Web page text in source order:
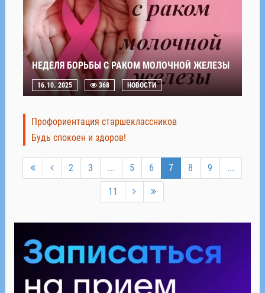
НЕДЕЛЯ БОРЬБЫ С РАКОМ МОЛОЧНОЙ ЖЕЛЕЗЫ
16.10. 2025 368 НОВОСТИ
Профориентация старшеклассников
Будь спокоен и здоров!
2 3 ... 5 6 7 8 9 ...
11